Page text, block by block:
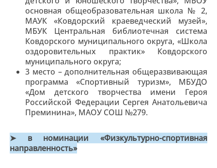
основная общеобразовательная школа № 2,
МАУК «Ковдорский краеведческий музей»,
МБУК Центральная библиотечная система
Ковдорского муниципального округа, «Школа
оздоровительных практик» Ковдорского
муниципального округа;
3 место – дополнительная общеразвивающая
программа «Спортивный туризм», МБУДО
«Дом детского творчества имени Героя
Российской Федерации Сергея Анатольевича
Преминина», МАОУ СОШ №279.
➤ в номинации «Физкультурно-спортивная
направленность»